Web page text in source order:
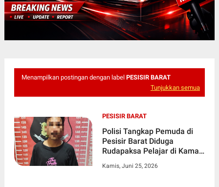
Menampilkan postingan dengan label PESISIR BARAT
Tunjukkan semua
PESISIR BARAT
Polisi Tangkap Pemuda di
Pesisir Barat Diduga
Rudapaksa Pelajar di Kamar
Kamis, Juni 25, 2026